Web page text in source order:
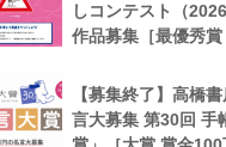
しコンテスト（
作品募集［最優秀賞
【募集終了】高橋
言大募集 第30回 手